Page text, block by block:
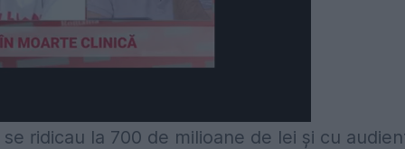
ridicau la 700 de milioane de lei și cu